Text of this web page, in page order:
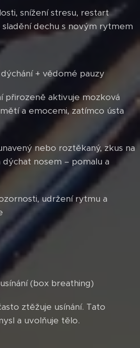
snížení stresu, restart
dechu s novým rytmem
dýchání + vědomé pauzy
přirozeně aktivuje mozková
a emocemi, zatímco ústa
nebo roztěkaný, zkus na
dýchat nosem – pomalu a
udržení rytmu a
(box breathing)
ztěžuje usínání. Tato
a uvolňuje tělo.